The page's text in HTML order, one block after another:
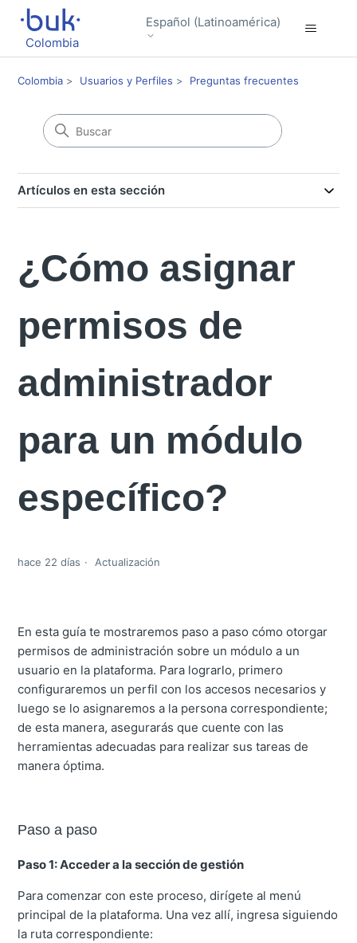
Colombia
Español (Latinoamérica)
Colombia Usuarios y Perfiles Preguntas frecuentes
Artículos en esta sección
¿Cómo asignar
permisos de
administrador
para un módulo
específico?
hace 22 días Actualización
En esta guía te mostraremos paso a paso cómo otorgar
permisos de administración sobre un módulo a un
usuario en la plataforma. Para lograrlo, primero
configuraremos un perfil con los accesos necesarios y
luego se lo asignaremos a la persona correspondiente;
de esta manera, asegurarás que cuente con las
herramientas adecuadas para realizar sus tareas de
manera óptima.
Paso a paso
Paso 1: Acceder a la sección de gestión
Para comenzar con este proceso, dirígete al menú
principal de la plataforma. Una vez allí, ingresa siguiendo
la ruta correspondiente: